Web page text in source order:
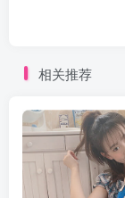
相关推荐